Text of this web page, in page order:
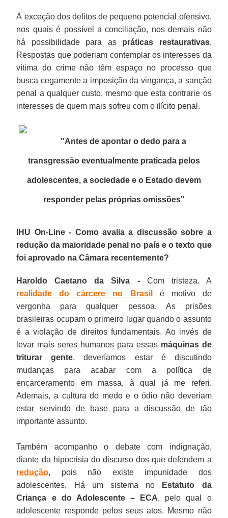
À exceção dos delitos de pequeno potencial ofensivo,
nos quais é possível a conciliação, nos demais não
há possibilidade para as práticas restaurativas.
Respostas que poderiam contemplar os interesses da
vítima do crime não têm espaço no processo que
busca cegamente a imposição da vingança, a sanção
penal a qualquer custo, mesmo que esta contrarie os
interesses de quem mais sofreu com o ilícito penal.
"Antes de apontar o dedo para a
transgressão eventualmente praticada pelos
adolescentes, a sociedade e o Estado devem
responder pelas próprias omissões"
IHU On-Line - Como avalia a discussão sobre a
redução da maioridade penal no país e o texto que
foi aprovado na Câmara recentemente?
Haroldo Caetano da Silva -Com tristeza. A
realidade do cárcere no Brasil
é motivo de
vergonha para qualquer pessoa. As prisões
brasileiras ocupam o primeiro lugar quando o assunto
é a violação de direitos fundamentais. Ao invés de
levar mais seres humanos para essas máquinas de
triturar gente, deveríamos estar é discutindo
mudanças para acabar com a política de
encarceramento em massa, à qual já me referi.
Ademais, a cultura do medo e o ódio não deveriam
estar servindo de base para a discussão de tão
importante assunto.
Também acompanho o debate com indignação,
diante da hipocrisia do discurso dos que defendem a
redução, pois não existe impunidade dos
adolescentes. Há um sistema no
Estatuto da
Criança e do Adolescente – ECA, pelo qual o
adolescente responde pelos seus atos. Mesmo não